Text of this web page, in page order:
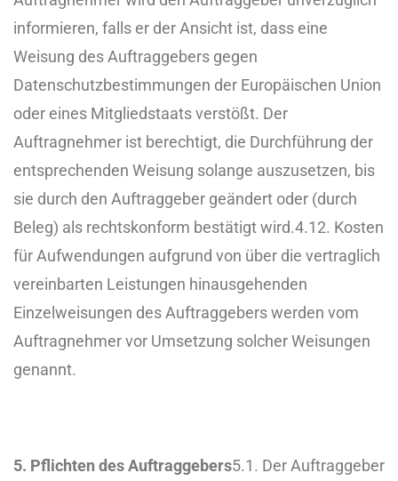
informieren, falls er der Ansicht ist, dass eine
Weisung des Auftraggebers gegen
Datenschutzbestimmungen der Europäischen Union
oder eines Mitgliedstaats verstößt. Der
Auftragnehmer ist berechtigt, die Durchführung der
entsprechenden Weisung solange auszusetzen, bis
sie durch den Auftraggeber geändert oder (durch
Beleg) als rechtskonform bestätigt wird.4.12. Kosten
für Aufwendungen aufgrund von über die vertraglich
vereinbarten Leistungen hinausgehenden
Einzelweisungen des Auftraggebers werden vom
Auftragnehmer vor Umsetzung solcher Weisungen
genannt.
5. Pflichten des Auftraggebers5.1. Der Auftraggeber